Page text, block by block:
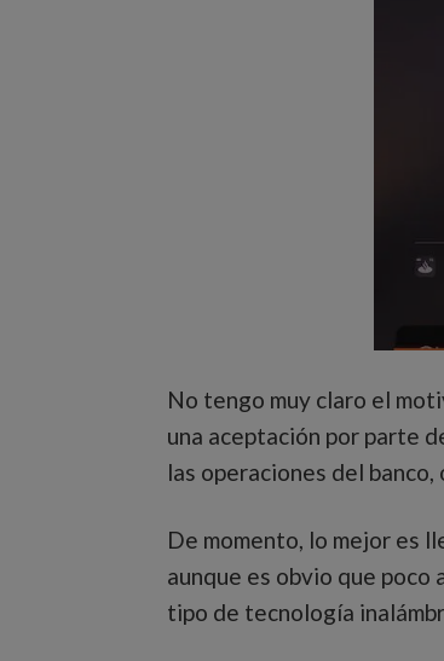
No tengo muy claro el
una aceptación por parte
las operaciones del
De momento, lo mejor es
aunque es obvio que poco
tipo de tecnología